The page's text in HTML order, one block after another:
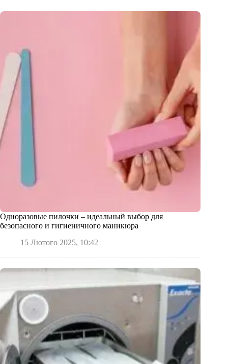
Одноразовые пилочки – идеальный выбор для
безопасного и гигиеничного маникюра
15 Лютого 2025, 10:42